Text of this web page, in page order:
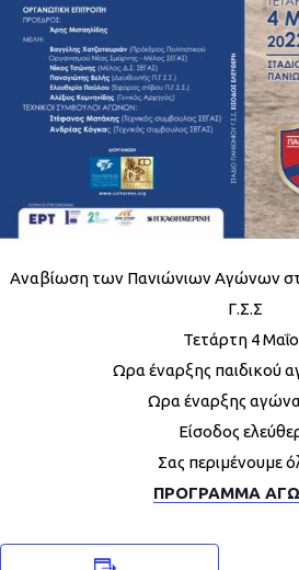
Αναβίωση των Πανιώνιων Αγώνων
Γ.Σ.Σ
Τετάρτη 4
Ωρα έναρξης παιδικού
Ωρα έναρξης
Είσοδος
Σας περιμένουμε
ΠΡΟΓΡΑΜΜΑ